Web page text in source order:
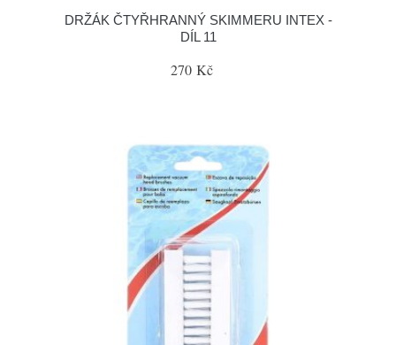
DRŽÁK ČTYŘHRANNÝ SKIMMERU INTEX -
DÍL 11
270 Kč